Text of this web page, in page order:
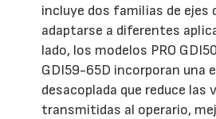
incluye dos familias de ejes
adaptarse a diferentes
lado, los modelos PRO
GDI59-65D incorporan una
desacoplada que reduce las
transmitidas al operario,